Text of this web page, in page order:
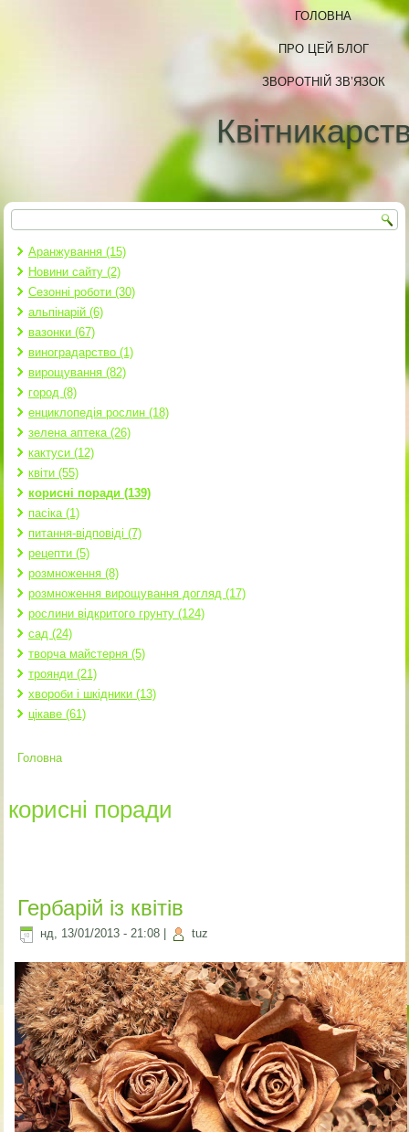
ГОЛОВНА
ПРО ЦЕЙ БЛОГ
ЗВОРОТНІЙ ЗВ’ЯЗОК
Пошукова форма
Пошук
Аранжування (15)
Новини сайту (2)
Сезонні роботи (30)
альпінарій (6)
вазонки (67)
виноградарство (1)
вирощування (82)
город (8)
енциклопедія рослин (18)
зелена аптека (26)
кактуси (12)
квіти (55)
корисні поради (139)
пасіка (1)
питання-відповіді (7)
рецепти (5)
розмноження (8)
розмноження вирощування догляд (17)
рослини відкритого грунту (124)
сад (24)
творча майстерня (5)
троянди (21)
хвороби і шкідники (13)
цікаве (61)
Ви є тут
Головна
корисні поради
Гербарій із квітів
нд, 13/01/2013 - 21:08 tuz